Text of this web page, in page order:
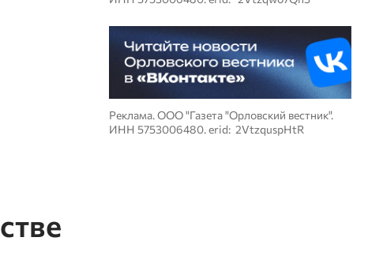
Реклама. ООО "Газета "Орловский вестник".
ИНН 5753006480. erid: 2VtzquspHtR